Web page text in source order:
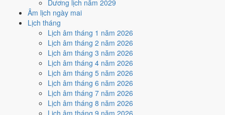
Dương lịch năm 2029
Âm lịch ngày mai
Lịch tháng
Lịch âm tháng 1 năm 2026
Lịch âm tháng 2 năm 2026
Lịch âm tháng 3 năm 2026
Lịch âm tháng 4 năm 2026
Lịch âm tháng 5 năm 2026
Lịch âm tháng 6 năm 2026
Lịch âm tháng 7 năm 2026
Lịch âm tháng 8 năm 2026
Lịch âm tháng 9 năm 2026
Động thổ - khởi công
2 /10Xấu
Động thổ - khởi công hôm nay ở
Ngày Hắc Đạo và Ngày Đại Hunggây bất lợi.
Cách tính ngày tốt
Nhập trạch - vào nhà mới
Xấu
Nhập trạch - vào nhà mới hôm nay ở
Sao Mão, nhưng Trực Phá, Ngày Hắc Đạo và Ngày Đại Hung
kéo giảm điểm.
Cách tính ngày tốt